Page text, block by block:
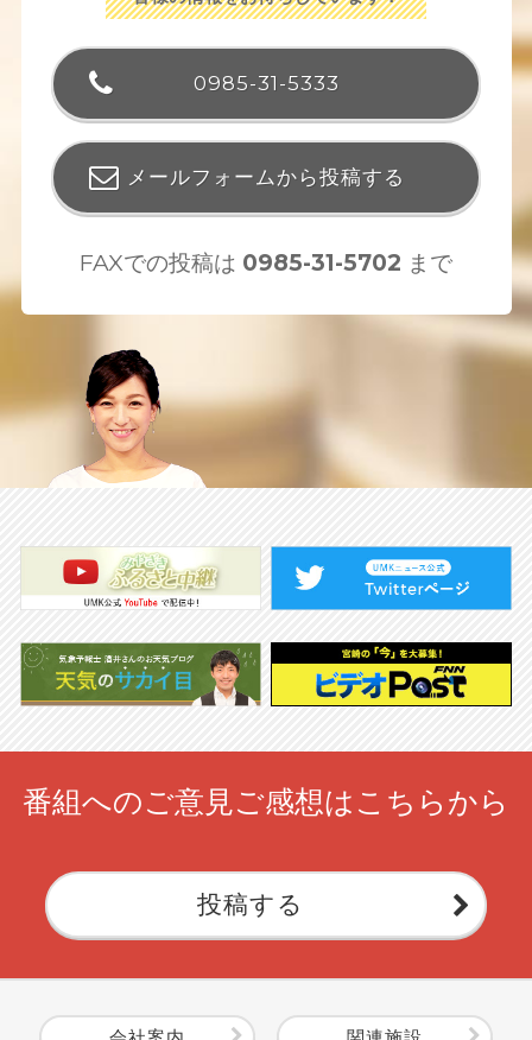
0985-31-5333
メールフォームから投稿する
FAXでの投稿は 0985-31-5702 まで
番組へのご意見ご感想はこちらから
投稿する